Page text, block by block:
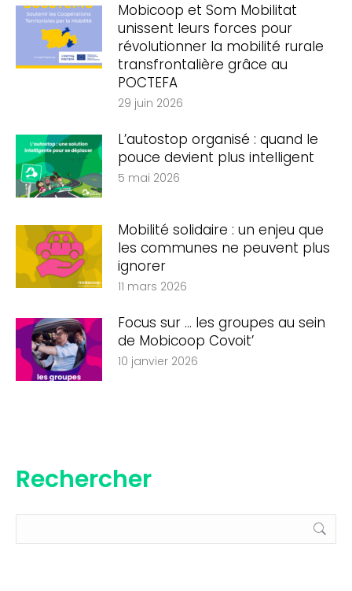
Mobicoop et Som Mobilitat
unissent leurs forces pour
révolutionner la mobilité rurale
transfrontalière grâce au
POCTEFA
29 juin 2026
L’autostop organisé : quand le
pouce devient plus intelligent
5 mai 2026
Mobilité solidaire : un enjeu que
les communes ne peuvent plus
ignorer
11 mars 2026
Focus sur … les groupes au sein
de Mobicoop Covoit’
10 janvier 2026
Rechercher
: